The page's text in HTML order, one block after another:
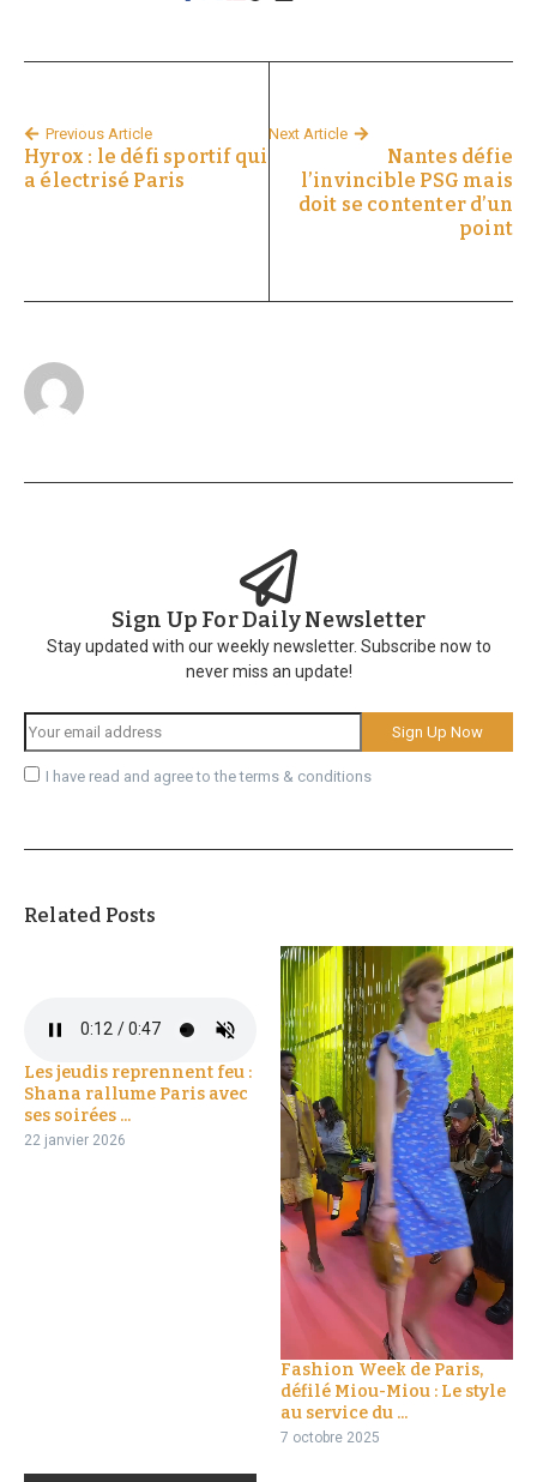
Previous Article
Hyrox : le défi sportif qui
a électrisé Paris
Next Article
Nantes défie
l’invincible PSG mais
doit se contenter d’un
point
Sign Up For Daily Newsletter
Stay updated with our weekly newsletter. Subscribe now to
never miss an update!
I have read and agree to the terms & conditions
Related Posts
Les jeudis reprennent feu :
Shana rallume Paris avec
ses soirées ...
22 janvier 2026
Fashion Week de Paris,
défilé Miou-Miou : Le style
au service du ...
7 octobre 2025